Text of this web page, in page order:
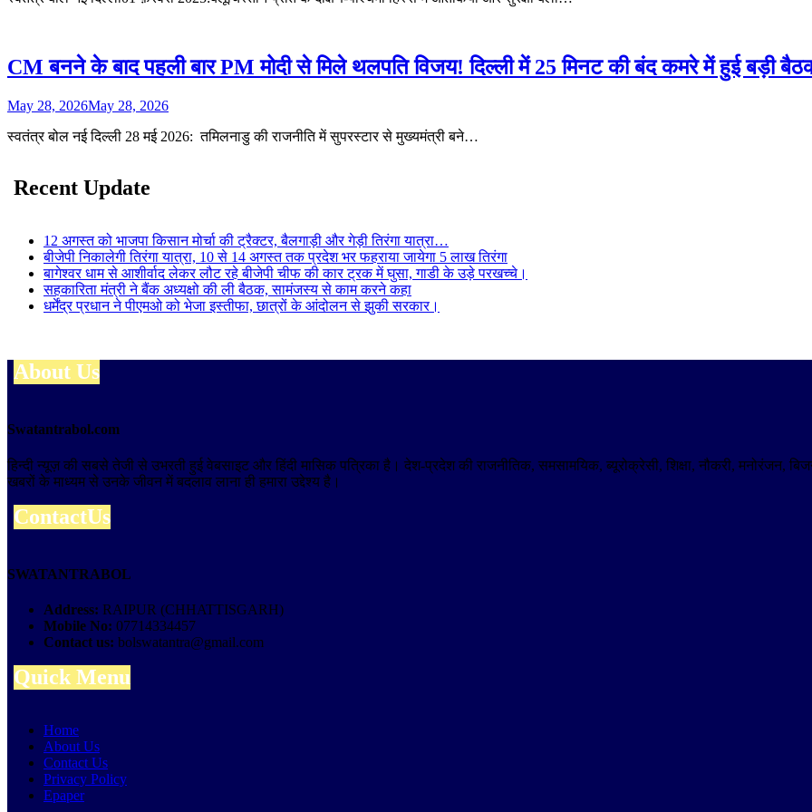
CM बनने के बाद पहली बार PM मोदी से मिले थलपति विजय! दिल्ली में 25 मिनट की बंद कमरे में हुई बड़ी
May 28, 2026May 28, 2026
स्वतंत्र बोल नई दिल्ली 28 मई 2026: तमिलनाडु की राजनीति में सुपरस्टार से मुख्यमंत्री बने…
Recent Update
12 अगस्त को भाजपा किसान मोर्चा की ट्रैक्टर, बैलगाड़ी और गेड़ी तिरंगा यात्रा…
बीजेपी निकालेगी तिरंगा यात्रा, 10 से 14 अगस्त तक प्रदेश भर फहराया जायेगा 5 लाख तिरंगा
बागेश्वर धाम से आशीर्वाद लेकर लौट रहे बीजेपी चीफ की कार ट्रक में घुसा, गाडी के उड़े परखच्चे।
सहकारिता मंत्री ने बैंक अध्यक्षो की ली बैठक, सामंजस्य से काम करने कहा
धर्मेंद्र प्रधान ने पीएमओ को भेजा इस्तीफा, छात्रों के आंदोलन से झुकी सरकार।
About Us
Swatantrabol.com
हिन्दी न्यूज़ की सबसे तेजी से उभरती हुई वेबसाइट और हिंदी मासिक पत्रिका है। देश-प्रदेश की राजनीतिक, समसामयिक, ब्यूरोक्रेसी, शिक्षा, नौकरी,
खबरों के माध्यम से उनके जीवन में बदलाव लाना ही हमारा उद्देश्य है।
ContactUs
SWATANTRABOL
Address: RAIPUR (CHHATTISGARH)
Mobile No: 07714334457
Contact us: bolswatantra@gmail.com
Quick Menu
Home
About Us
Contact Us
Privacy Policy
Epaper